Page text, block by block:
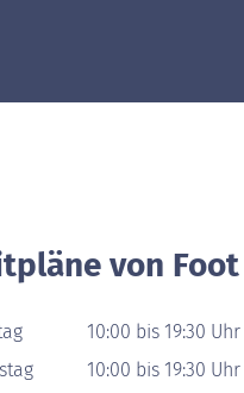
von
10:00 bis 19:30 Uhr
10:00 bis 19:30 Uhr